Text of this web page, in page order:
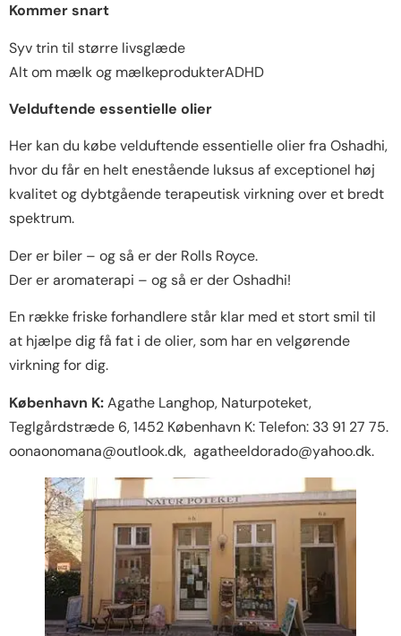
Kommer snart
Syv trin til større livsglæde
Alt om mælk og mælkeprodukterADHD
Velduftende essentielle olier
Her kan du købe velduftende essentielle olier fra Oshadhi,
hvor du får en helt enestående luksus af exceptionel høj
kvalitet og dybtgående terapeutisk virkning over et bredt
spektrum.
Der er biler – og så er der Rolls Royce.
Der er aromaterapi – og så er der Oshadhi!
En række friske forhandlere står klar med et stort smil til
at hjælpe dig få fat i de olier, som har en velgørende
virkning for dig.
København K:Agathe Langhop, Naturpoteket,
Teglgårdstræde 6, 1452 København K: Telefon: 33 91 27 75.
oonaonomana@outlook.dk, agatheeldorado@yahoo.dk.